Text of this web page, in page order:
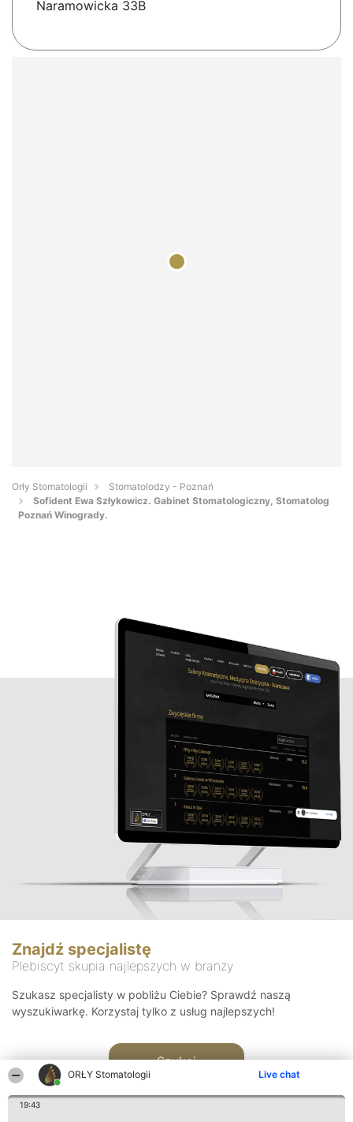
ORŁY Stomatologii Live chat
19:43
Naramowicka 33B
Orły Stomatologii
Stomatolodzy - Poznań
Sofident Ewa Szłykowicz. Gabinet Stomatologiczny, Stomatolog
Poznań Winogrady.
Znajdź specjalistę
Plebiscyt skupia najlepszych w branży
Szukasz specjalisty w pobliżu Ciebie? Sprawdź naszą
wyszukiwarkę. Korzystaj tylko z usług najlepszych!
Szukaj